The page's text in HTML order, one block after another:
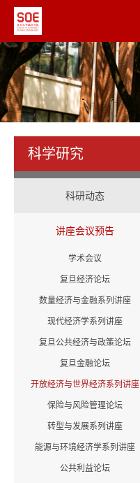
科学研究
科研动态
讲座会议预告
学术会议
复旦经济论坛
数量经济与金融系列讲座
现代经济学系列讲座
复旦公共经济与政策论坛
复旦金融论坛
开放经济与世界经济系列讲座
保险与风险管理论坛
转型与发展系列讲座
能源与环境经济学系列讲座
公共利益论坛